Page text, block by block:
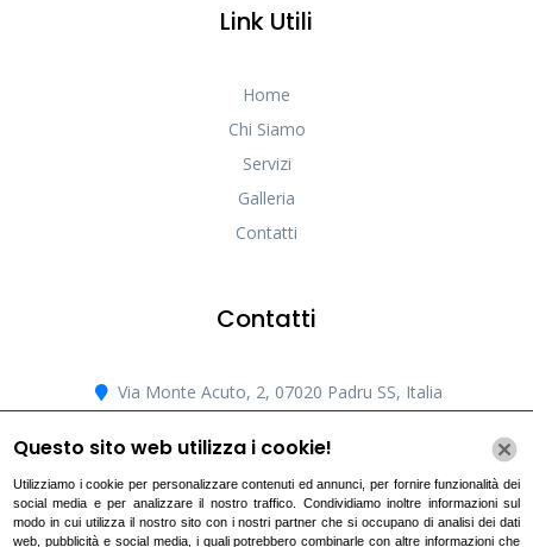
Chi Siamo
Servizi
Galleria
Contatti
padrutrivellazioni@gmail.com
+393396791754
Cookie Policy|Privacy Policy
Questo sito web utilizza i cookie!
Utilizziamo i cookie per personalizzare contenuti ed annunci, per fornire funzionalità dei
social media e per analizzare il nostro traffico. Condividiamo inoltre informazioni sul
modo in cui utilizza il nostro sito con i nostri partner che si occupano di analisi dei dati
web, pubblicità e social media, i quali potrebbero combinarle con altre informazioni che